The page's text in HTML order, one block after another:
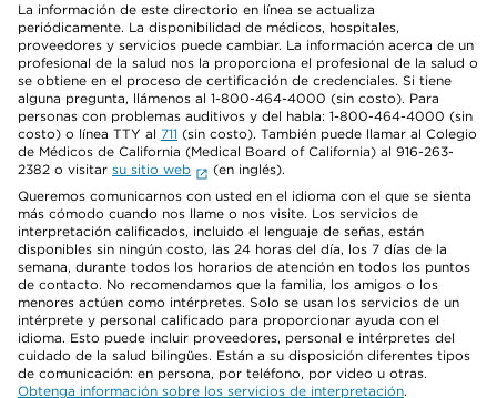
La información de este directorio en línea se actualiza
periódicamente. La disponibilidad de médicos, hospitales,
proveedores y servicios puede cambiar. La información acerca de un
profesional de la salud nos la proporciona el profesional de la salud o
se obtiene en el proceso de certificación de credenciales. Si tiene
alguna pregunta, llámenos al 1-800-464-4000 (sin costo). Para
personas con problemas auditivos y del habla: 1-800-464-4000 (sin
costo) o línea TTY al 711 (sin costo). También puede llamar al Colegio
de Médicos de California (Medical Board of California) al 916-263-
2382 o visitar su sitio web
(en inglés).
Queremos comunicarnos con usted en el idioma con el que se sienta
más cómodo cuando nos llame o nos visite. Los servicios de
interpretación calificados, incluido el lenguaje de señas, están
disponibles sin ningún costo, las 24 horas del día, los 7 días de la
semana, durante todos los horarios de atención en todos los puntos
de contacto. No recomendamos que la familia, los amigos o los
menores actúen como intérpretes. Solo se usan los servicios de un
intérprete y personal calificado para proporcionar ayuda con el
idioma. Esto puede incluir proveedores, personal e intérpretes del
cuidado de la salud bilingües. Están a su disposición diferentes tipos
de comunicación: en persona, por teléfono, por video u otras.
Obtenga información sobre los servicios de interpretación.